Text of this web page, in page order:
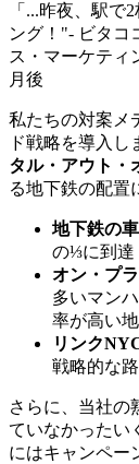
「...昨夜、駅で
ング！"- ビタコ
ス・マーケティ
月後
私たちの対案メ
ド戦略を導入し
タル・アウト・
る地下鉄の配置
地下鉄の
の⅓に到達
オン・プ
多いマン
率が高い
リンク
戦略的な
さらに、当社の
ていなかったい
にはキャンペー